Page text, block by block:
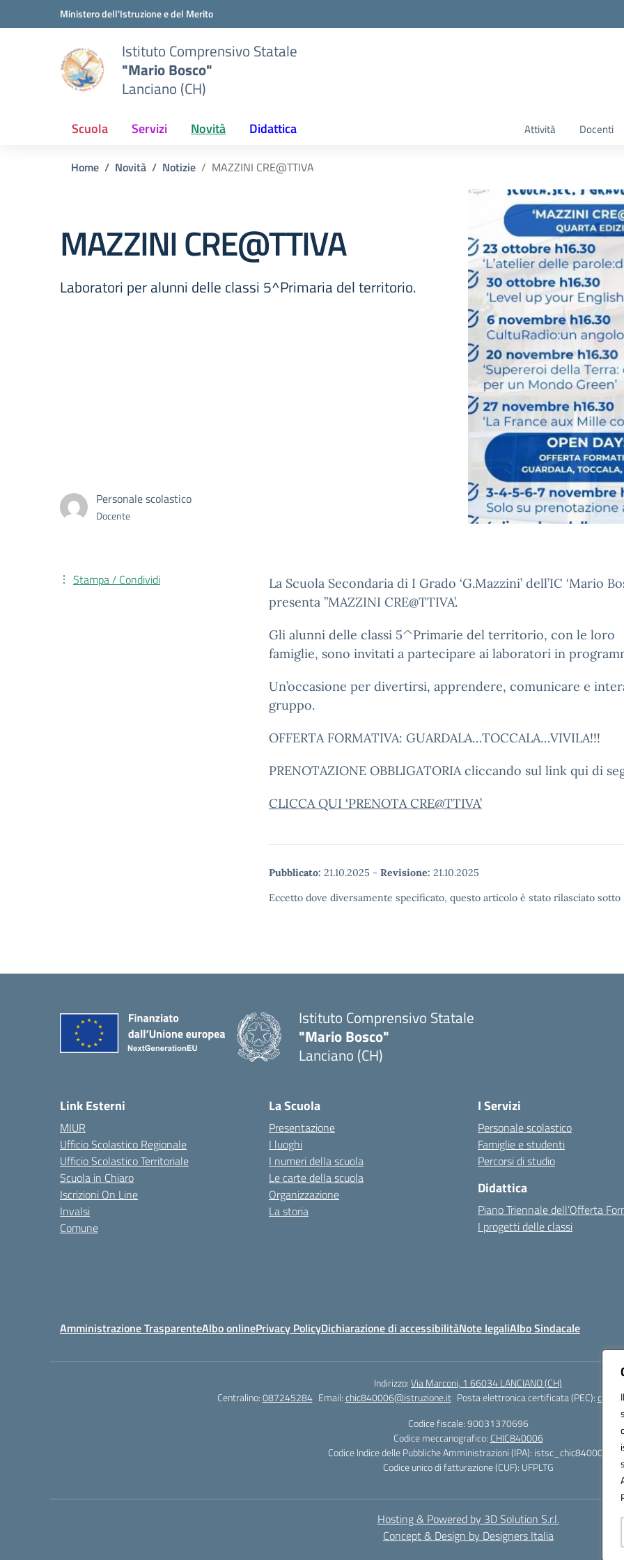
Vai ai contenuti
Vai al menu di navigazioneMinistero dell'Istruzione e del Merito
Istituto Comprensivo Statale
"Mario Bosco"
Lanciano (CH)
Scuola Servizi Novità Didattica Attività Docenti
Home Novità Notizie MAZZINI CRE@TTIVA
MAZZINI CRE@TTIVA
Laboratori per alunni delle classi 5^Primaria del territorio.
Personale scolastico
Docente
La Scuola Secondaria di I Grado ‘G.Mazzini’ dell’IC ‘Mario
presenta ”MAZZINI CRE@TTIVA’.
Gli alunni delle classi 5^Primarie del territorio, con le loro
famiglie, sono invitati a partecipare ai laboratori in
Un’occasione per divertirsi, apprendere, comunicare e
gruppo.
OFFERTA FORMATIVA: GUARDALA…TOCCALA…VIVILA!!!
PRENOTAZIONE OBBLIGATORIA cliccando sul link qui di
CLICCA QUI ‘PRENOTA CRE@TTIVA’
Pubblicato: 21.10.2025 - Revisione: 21.10.2025
Eccetto dove diversamente specificato, questo articolo è stato rilasciato
Stampa / Condividi
Istituto Comprensivo Statale
"Mario Bosco"
Lanciano (CH)
Link Esterni
MIUR
Ufficio Scolastico Regionale
Ufficio Scolastico Territoriale
Scuola in Chiaro
Iscrizioni On Line
Invalsi
Comune
La Scuola
Presentazione
I luoghi
I numeri della scuola
Le carte della scuola
Organizzazione
La storia
I Servizi
Personale scolastico
Famiglie e studenti
Percorsi di studio
Didattica
Piano Triennale dell’Offerta
I progetti delle classi
Amministrazione TrasparenteAlbo onlinePrivacy PolicyDichiarazione di accessibilitàNote legaliAlbo Sindacale
Indirizzo:Via Marconi, 1 66034 LANCIANO (CH)
Centralino:087245284 Email:chic840006@istruzione.it Posta elettronica certificata (PEC):
Codice fiscale: 90031370696
Codice meccanografico: CHIC840006
Codice Indice delle Pubbliche Amministrazioni (IPA): istsc_chic840006
Codice unico di fatturazione (CUF): UFPLTG
Hosting & Powered by 3D Solution S.r.l.
Concept & Design by Designers Italia